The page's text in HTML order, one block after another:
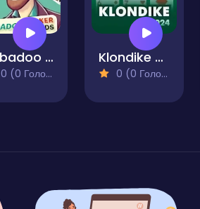
Kobadoo Poker Cards
0 (0 Голосів)
Klondike 2024
0 (0 Голосів)